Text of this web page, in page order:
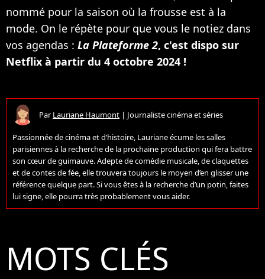
nommé pour la saison où la frousse est à la
mode. On le répète pour que vous le notiez dans
vos agendas : La Plateforme 2, c'est dispo sur
Netflix à partir du 4 octobre 2024 !
ParLauriane Haumont | Journaliste cinéma et séries
Passionnée de cinéma et d’histoire, Lauriane écume les salles
parisiennes à la recherche de la prochaine production qui fera battre
son cœur de guimauve. Adepte de comédie musicale, de claquettes
et de contes de fée, elle trouvera toujours le moyen d’en glisser une
référence quelque part. Si vous êtes à la recherche d’un potin, faites
lui signe, elle pourra très probablement vous aider.
MOTS CLÉS